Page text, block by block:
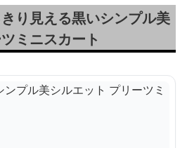
り見える黒いシンプル美
ミニスカート